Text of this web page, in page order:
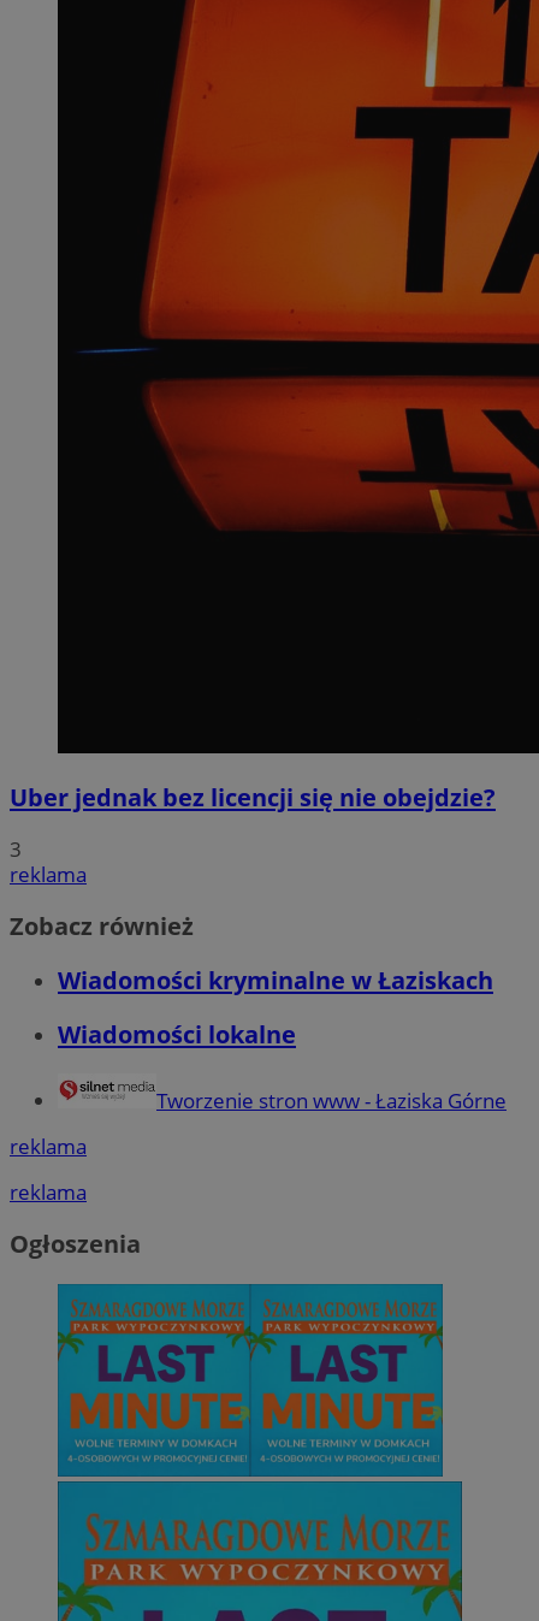
Uber jednak bez licencji się nie obejdzie?
3
reklama
Zobacz również
Wiadomości kryminalne w Łaziskach
Wiadomości lokalne
Tworzenie stron www - Łaziska Górne
reklama
reklama
Ogłoszenia